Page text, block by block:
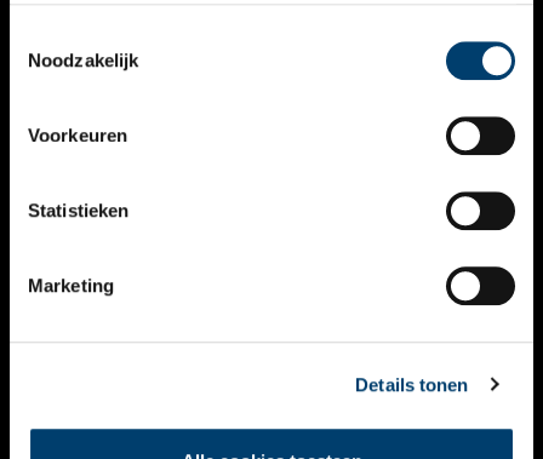
Noodzakelijk
Voorkeuren
Statistieken
Marketing
Details tonen
VERHALEN
KALENDER
THEMA’S
VIDEO’S
CONTACT